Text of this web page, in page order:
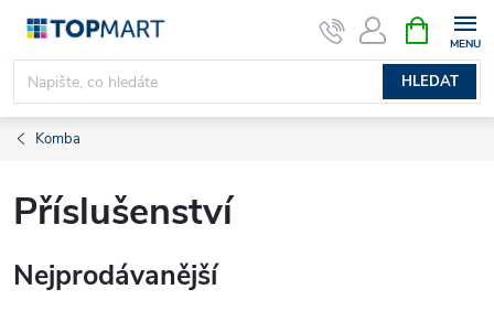
Přejít
obsah
HLEDAT
NÁKUPNÍ
KOŠÍK
Komba
Příslušenství
Nejprodávanější